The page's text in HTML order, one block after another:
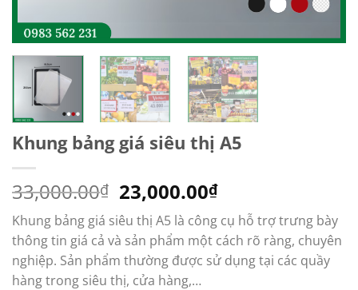
Khung bảng giá siêu thị A5
33,000.00₫ Giá
gốc
là:
33,000.00₫.
23,000.00₫Giá
hiện
tại
là:
23,000.00₫.
Khung bảng giá siêu thị A5 là công cụ hỗ trợ trưng bày
thông tin giá cả và sản phẩm một cách rõ ràng, chuyên
nghiệp. Sản phẩm thường được sử dụng tại các quầy
hàng trong siêu thị, cửa hàng,…